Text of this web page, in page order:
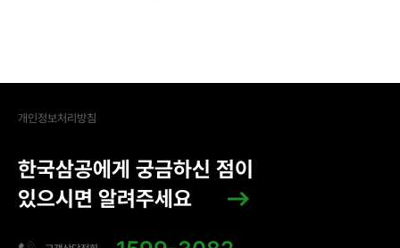
개인정보처리방침
한국삼공에게 궁금하신 점이
있으시면 알려주세요